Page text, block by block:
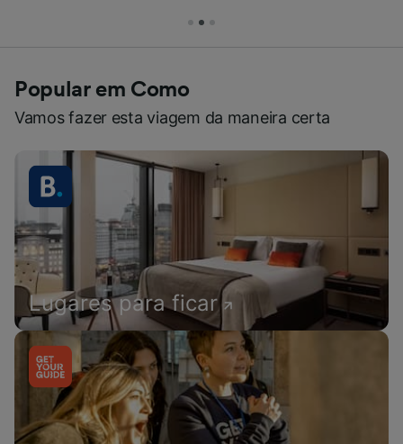
Popular em Como
Vamos fazer esta viagem da maneira certa
Lugares para ficar